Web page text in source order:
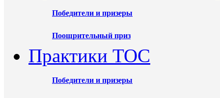
Победители и призеры
Поощрительный приз
Практики ТОС
Победители и призеры